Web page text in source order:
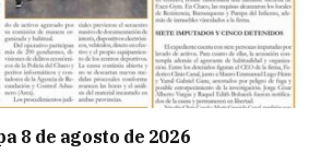
8 de agosto de 2026